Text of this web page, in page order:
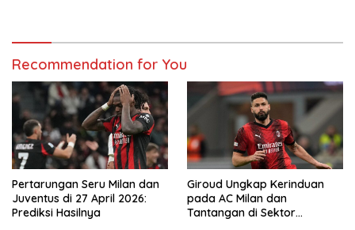
Recommendation for You
Pertarungan Seru Milan dan
Juventus di 27 April 2026:
Prediksi Hasilnya
Giroud Ungkap Kerinduan
pada AC Milan dan
Tantangan di Sektor